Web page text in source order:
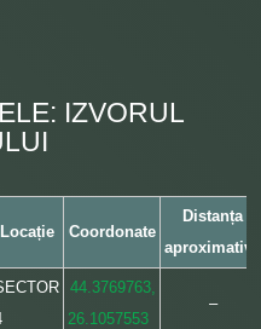
IZVORUL
Locație Coordonate
Distanța
aproximativă
44.3769763,
26.1057553
–